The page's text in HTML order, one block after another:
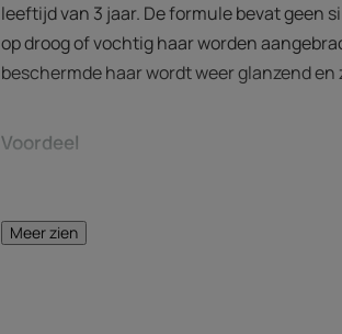
leeftijd van 3 jaar. De formule bevat geen
op droog of vochtig haar worden
beschermde haar wordt weer glanzend
Voordeel
ontwart.
Meer zien